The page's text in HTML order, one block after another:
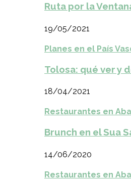
Ruta por la
19/05/2021
Planes en el País
Tolosa: qué ver y
18/04/2021
Restaurantes en
Brunch en el Sua
14/06/2020
Restaurantes en